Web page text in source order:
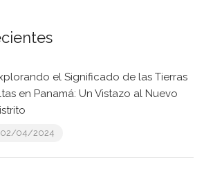
el Significado de las Tierras
en Panamá: Un Vistazo al Nuevo
02/04/2024